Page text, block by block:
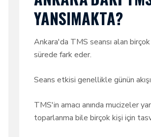
YANSIMAKTA?
Ankara'da TMS seansı alan birçok
sürede fark eder.
Seans etkisi genellikle günün
TMS'in amacı anında mucizeler
toparlanma bile birçok kişi için